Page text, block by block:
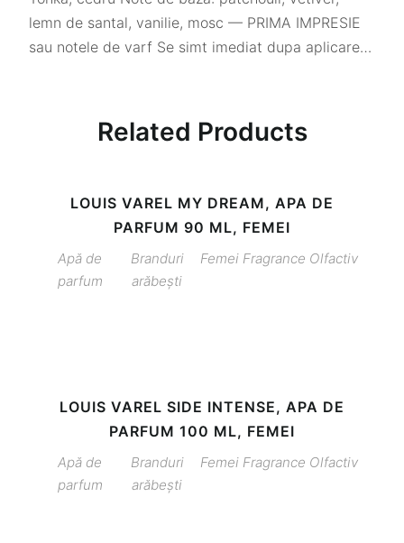
lemn de santal, vanilie, mosc — PRIMA IMPRESIE
sau notele de varf Se simt imediat dupa aplicare…
Related Products
LOUIS VAREL MY DREAM, APA DE
PARFUM 90 ML, FEMEI
Apă de
parfum
Branduri
arăbești
Femei Fragrance Olfactiv
LOUIS VAREL SIDE INTENSE, APA DE
PARFUM 100 ML, FEMEI
Apă de
parfum
Branduri
arăbești
Femei Fragrance Olfactiv